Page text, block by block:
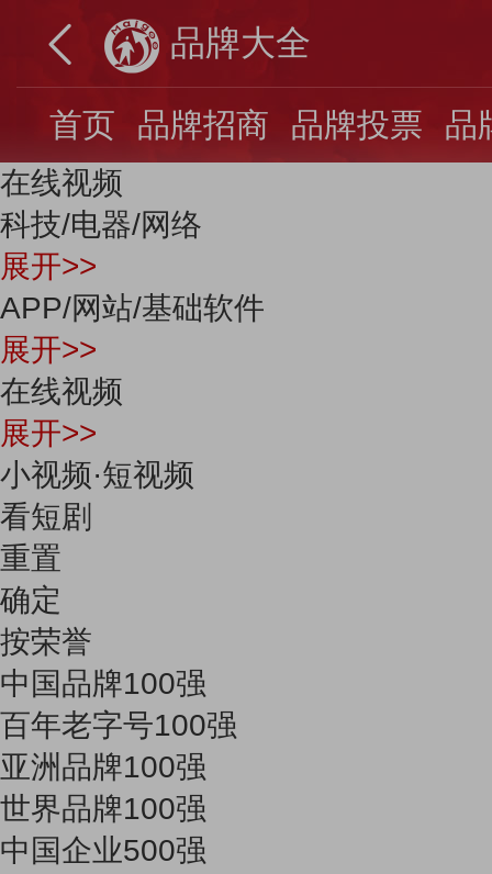
品牌大全
首页 品牌招商 品牌投票 品
在线视频
科技/电器/网络
展开>>
APP/网站/基础软件
展开>>
在线视频
展开>>
小视频·短视频
看短剧
重置
确定
按荣誉
中国品牌100强
百年老字号100强
亚洲品牌100强
世界品牌100强
中国企业500强